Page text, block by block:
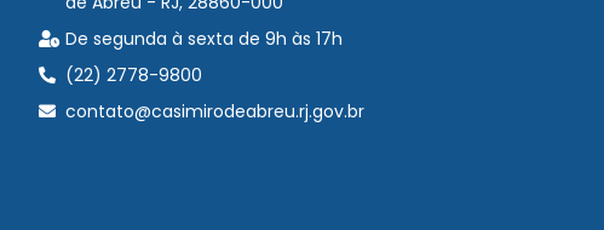
De segunda à sexta de 9h às 17h
(22) 2778-9800
contato@casimirodeabreu.rj.gov.br